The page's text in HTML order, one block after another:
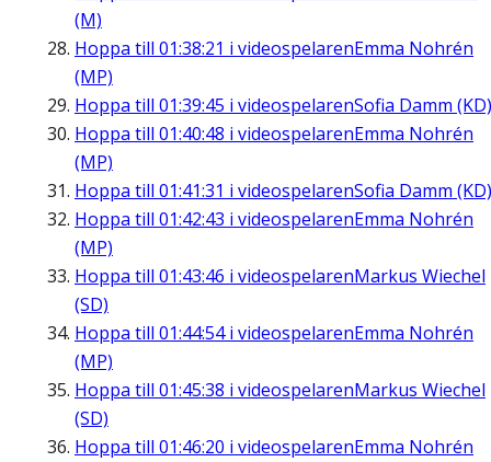
(M)
Hoppa till 01:38:21 i videospelarenEmma Nohrén
(MP)
Hoppa till 01:39:45 i videospelarenSofia Damm (KD)
Hoppa till 01:40:48 i videospelarenEmma Nohrén
(MP)
Hoppa till 01:41:31 i videospelarenSofia Damm (KD)
Hoppa till 01:42:43 i videospelarenEmma Nohrén
(MP)
Hoppa till 01:43:46 i videospelarenMarkus Wiechel
(SD)
Hoppa till 01:44:54i videospelarenEmma Nohrén
(MP)
Hoppa till 01:45:38 i videospelarenMarkus Wiechel
(SD)
Hoppa till 01:46:20 i videospelarenEmma Nohrén